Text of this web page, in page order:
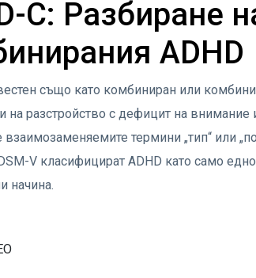
C: Разбиране
ADHD
също като комбиниран или
на разстройство с дефицит на внимание
термини „тип“ или
V класифицират ADHD като само
начина.